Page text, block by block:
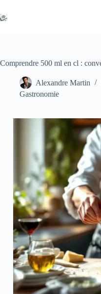
au
contenu
Comprendre 500 ml en cl :
Alexandre Martin
Gastronomie